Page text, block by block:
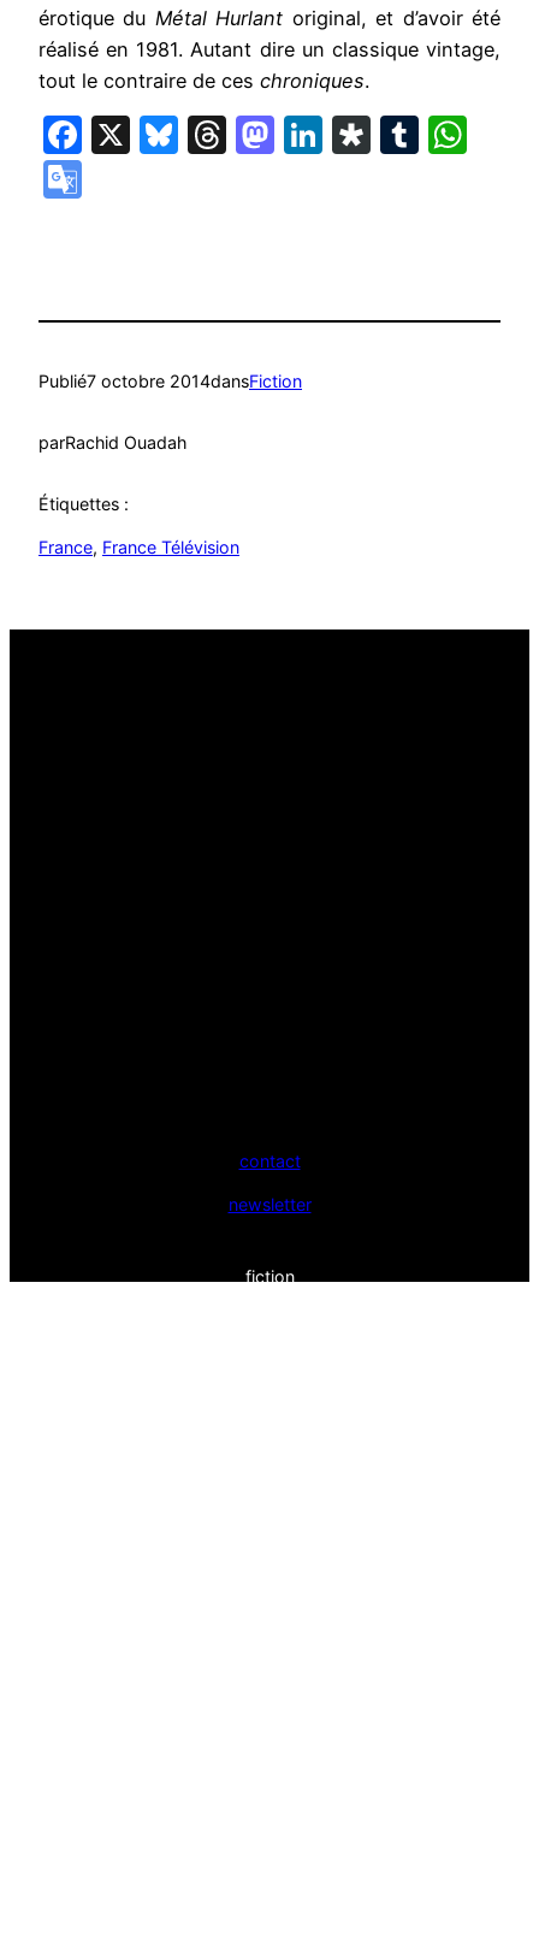
érotique du Métal Hurlant original, et d’avoir été
réalisé en 1981. Autant dire un classique vintage,
tout le contraire de ces chroniques.
Facebook
X Bluesky
Threads
Mastodon
LinkedIn
Diaspora
Publié7 octobre 2014dansFiction
parRachid Ouadah
Étiquettes :
France, France Télévision
contact
newsletter
fiction